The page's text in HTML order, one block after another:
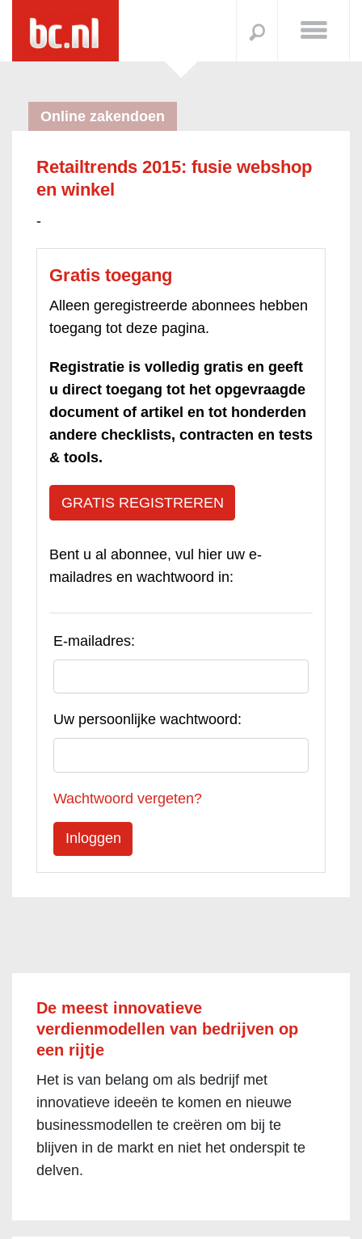
Online zakendoen
Retailtrends 2015: fusie webshop
en winkel
-
Gratis toegang
Alleen geregistreerde abonnees hebben
toegang tot deze pagina.
Registratie is volledig gratis en geeft
u direct toegang tot het opgevraagde
document of artikel en tot honderden
andere checklists, contracten en tests
& tools.
GRATIS REGISTREREN
Bent u al abonnee, vul hier uw e-
mailadres en wachtwoord in:
E-mailadres:
Uw persoonlijke wachtwoord:
Wachtwoord vergeten?
De meest innovatieve
verdienmodellen van bedrijven op
een rijtje
Het is van belang om als bedrijf met
innovatieve ideeën te komen en nieuwe
businessmodellen te creëren om bij te
blijven in de markt en niet het onderspit te
delven.